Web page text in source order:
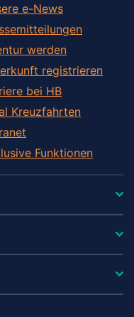
e-News
werden
registrieren
bei HB
Kreuzfahrten
Funktionen